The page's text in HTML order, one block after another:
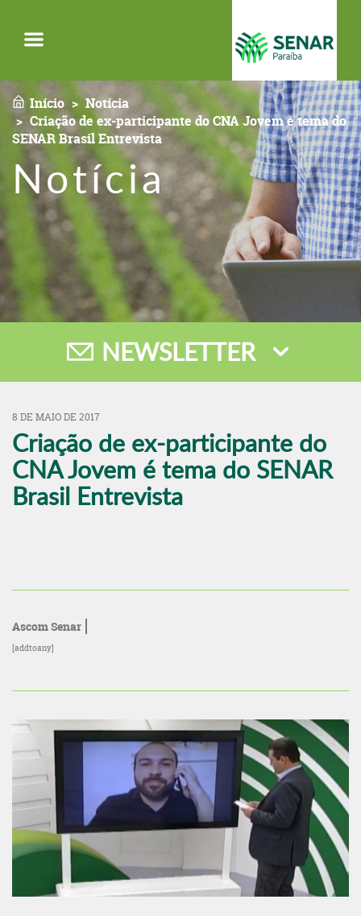
Início
Notícia
Criação de ex-participante do CNA Jovem é tema do
SENAR Brasil Entrevista
Notícia
NEWSLETTER
8 DE MAIO DE 2017
Criação de ex-participante do
CNA Jovem é tema do SENAR
Brasil Entrevista
Ascom Senar
[addtoany]